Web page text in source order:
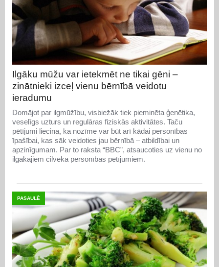
Ilgāku mūžu var ietekmēt ne tikai gēni –
zinātnieki izceļ vienu bērnībā veidotu
ieradumu
Domājot par ilgmūžību, visbiežāk tiek pieminēta ģenētika,
veselīgs uzturs un regulāras fiziskās aktivitātes. Taču
pētījumi liecina, ka nozīme var būt arī kādai personības
īpašībai, kas sāk veidoties jau bērnībā – atbildībai un
apzinīgumam. Par to raksta “BBC”, atsaucoties uz vienu no
ilgākajiem cilvēka personības pētījumiem.
PASAULĒ